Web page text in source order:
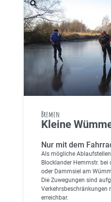
Bremen
Kleine
Nur mit dem
Als mögliche
Blocklander Hemmstr. bei
oder Dammsiel am
Die Zuwegungen sind
Verkehrsbeschränkungen
erreichbar.